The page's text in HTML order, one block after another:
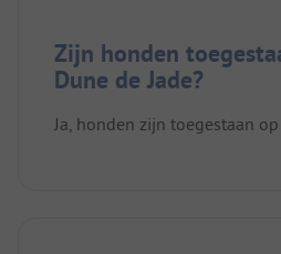
Zijn honden
Dune de Jade?
Ja, honden zijn toegestaan op